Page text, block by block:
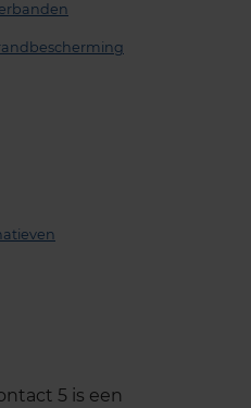
5 is een